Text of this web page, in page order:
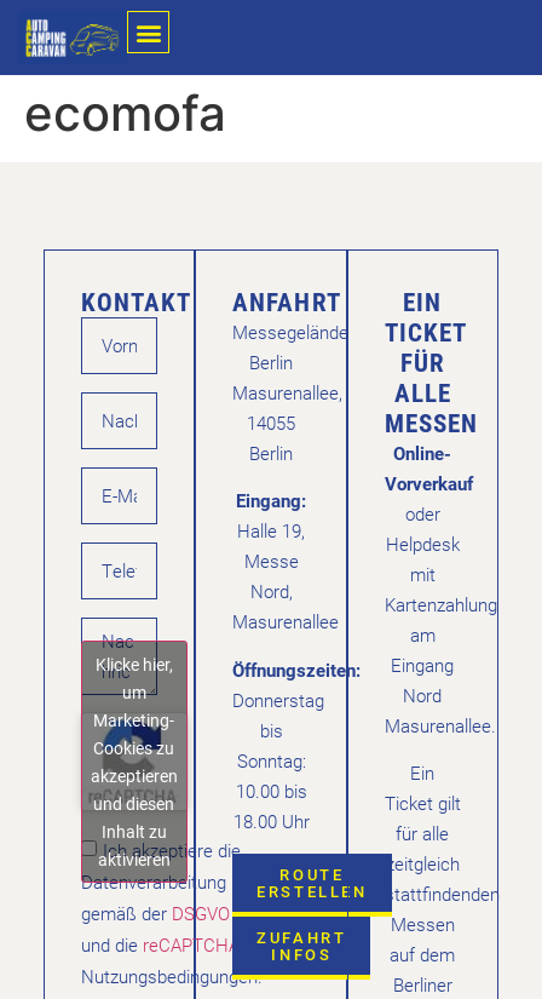
ecomofa
KONTAKT
Klicke hier,
um
Marketing-
Cookies zu
akzeptieren
und diesen
Inhalt zu
aktivieren
Ich akzeptiere die
Datenverarbeitung
gemäß derDSGVO
und die reCAPTCHA
Nutzungsbedingungen.
ANFAHRT
Messegelände
Berlin
Masurenallee,
14055
Berlin
Eingang:
Halle 19,
Messe
Nord,
Masurenallee
Öffnungszeiten:
Donnerstag
bis
Sonntag:
10.00 bis
18.00 Uhr
ROUTE
ERSTELLEN
ZUFAHRT
INFOS
EIN
TICKET
FÜR
ALLE
MESSEN
Online-
Vorverkauf
oder
Helpdesk
mit
Kartenzahlung
am
Eingang
Nord
Masurenallee.
Ein
Ticket gilt
für alle
zeitgleich
stattfindenden
Messen
auf dem
Berliner